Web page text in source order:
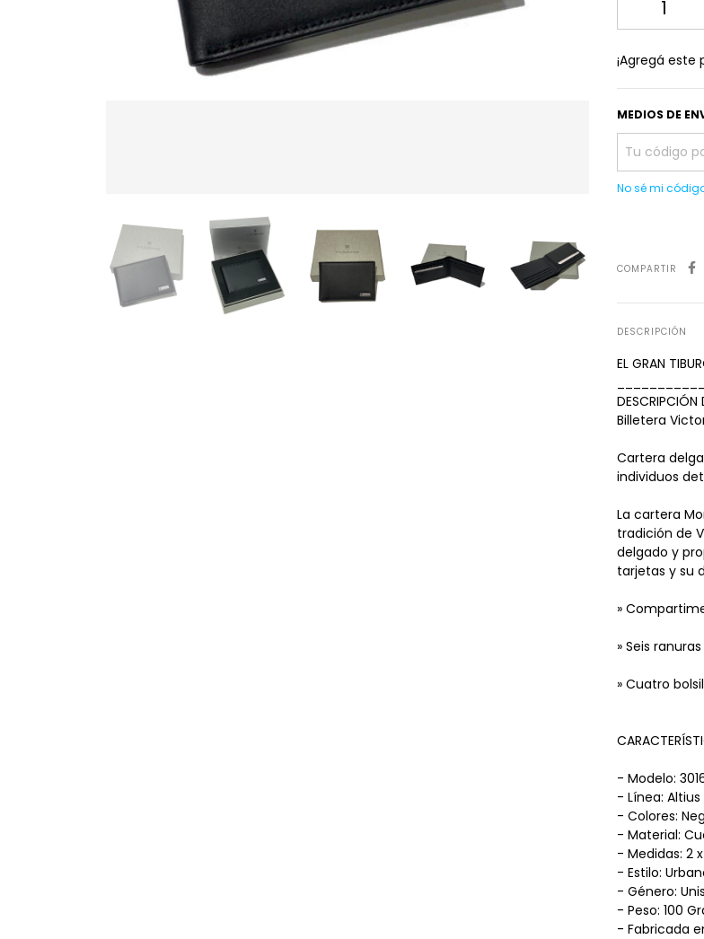
¡Agregá
MEDIOS DE
No sé mi
COMPARTIR
DESCRIPCIÓN
EL GRAN
DESCRIPCIÓN
Billetera
Cartera
individuos
La cartera
tradición de
delgado y
tarjetas y su
»
» Seis
» Cuatro
- Modelo:
- Línea: Altius
- Colores:
- Material:
- Medidas: 2 x
- Estilo:
- Género:
- Peso: 100
- Fabricada